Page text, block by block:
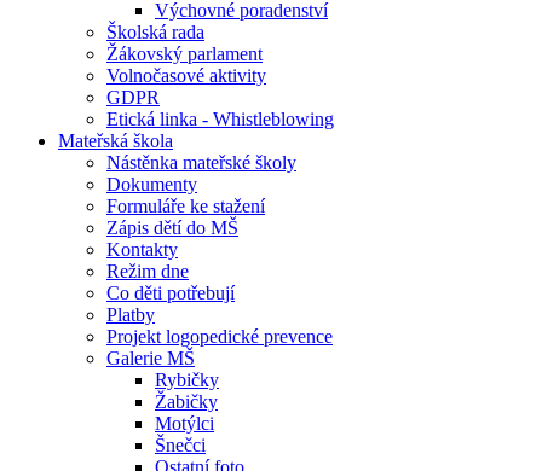
Výchovné poradenství
Školská rada
Žákovský parlament
Volnočasové aktivity
GDPR
Etická linka - Whistleblowing
Mateřská škola
Nástěnka mateřské školy
Dokumenty
Formuláře ke stažení
Zápis dětí do MŠ
Kontakty
Režim dne
Co děti potřebují
Platby
Projekt logopedické prevence
Galerie MŠ
Rybičky
Žabičky
Motýlci
Šnečci
Ostatní foto